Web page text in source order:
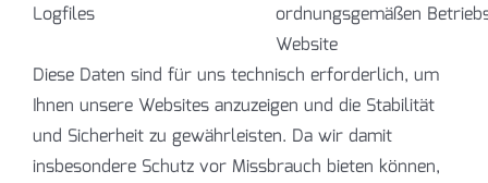
Logfiles
ordnungsgemäßen
Website
Diese Daten sind für uns technisch erforderlich, um
Ihnen unsere Websites anzuzeigen und die Stabilität
und Sicherheit zu gewährleisten. Da wir damit
insbesondere Schutz vor Missbrauch bieten können,